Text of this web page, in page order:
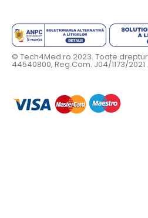
© Tech4Med.ro 2023. Toate
44540800, Reg.Com. J04/1173/2021 .